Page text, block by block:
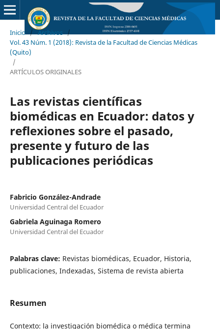
Inicio / Archivos /
Vol. 43 Núm. 1 (2018): Revista de la Facultad de Ciencias Médicas
(Quito)
/
ARTÍCULOS ORIGINALES
Las revistas científicas
biomédicas en Ecuador: datos y
reflexiones sobre el pasado,
presente y futuro de las
publicaciones periódicas
Fabricio González-Andrade
Universidad Central del Ecuador
Gabriela Aguinaga Romero
Universidad Central del Ecuador
Palabras clave: Revistas biomédicas, Ecuador, Historia,
publicaciones, Indexadas, Sistema de revista abierta
Resumen
Contexto: la investigación biomédica o médica termina